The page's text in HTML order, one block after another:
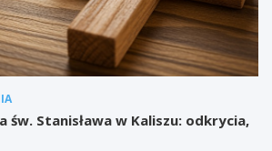
św. Stanisława w Kaliszu: odkrycia,